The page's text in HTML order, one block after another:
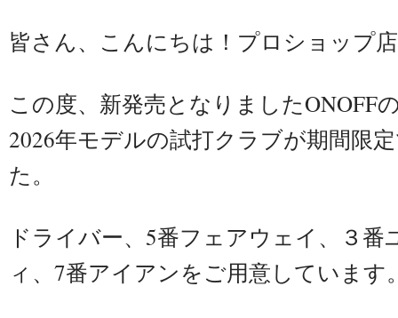
皆さん、こんにちは！プロショップ
この度、新発売となりましたONOFF
2026年モデルの試打クラブが期間限
た。
ドライバー、5番フェアウェイ、３番
ィ、7番アイアンをご用意しています